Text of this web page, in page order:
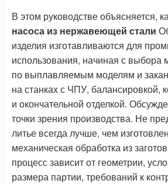
В этом руководстве объясняется,
насоса из нержавеющей стали
изделия изготавливаются для
использования, начиная с выбора
по выплавляемым моделям и
на станках с ЧПУ, балансировкой,
и окончательной отделкой.
точки зрения производства. Не
литье всегда лучше, чем
механическая обработка из
процесс зависит от геометрии,
размера партии, требований к